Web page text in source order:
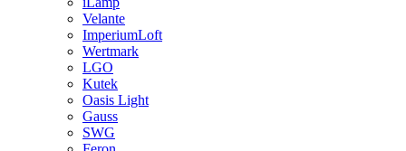
Velante
ImperiumLoft
Wertmark
LGO
Kutek
Oasis Light
Gauss
SWG